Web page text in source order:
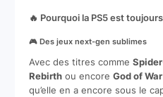
🔥 Pourquoi la PS5 est
🎮 Des jeux next-gen sublimes
Avec des titres comme
Rebirthou encore God of
qu’elle en a encore sous le